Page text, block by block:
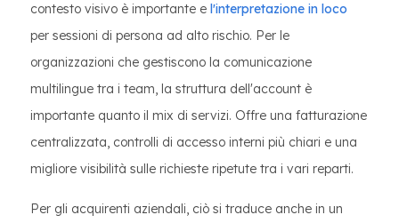
contesto visivo è importante e l'interpretazione in loco
per sessioni di persona ad alto rischio. Per le
organizzazioni che gestiscono la comunicazione
multilingue tra i team, la struttura dell'account è
importante quanto il mix di servizi. Offre una fatturazione
centralizzata, controlli di accesso interni più chiari e una
migliore visibilità sulle richieste ripetute tra i vari reparti.
Per gli acquirenti aziendali, ciò si traduce anche in un